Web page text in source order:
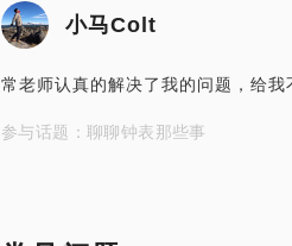
小马Colt
常老师认真的解决了我的问题，给我
参与话题：聊聊钟表那些事